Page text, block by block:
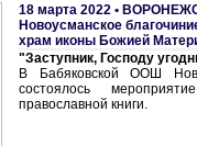
18 марта 2022 •
Новоусманское
храм иконы Божией
"Заступник, Господу
В Бабяковской ООШ
состоялось
православной книги.